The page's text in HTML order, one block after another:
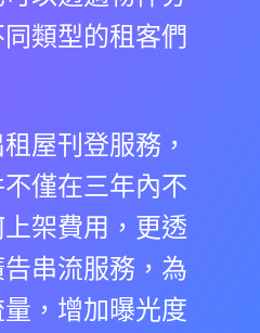
類型的租客們
屋刊登服務，
僅在三年內不
架費用，更透
串流服務，為
，增加曝光度